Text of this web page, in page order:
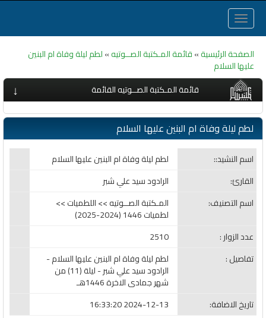
Toggle
navigation
الصفحة الرئيسية»قائمة المـكتبة الصــوتيه»لطم ليلة وفاة ام البنين
عليها السلام
↓ قائمة المـكتبة الصــوتيه القائمة
لطم ليلة وفاة ام البنين عليها السلام
اسم النشيد::
لطم ليلة وفاة ام البنين عليها السلام
القارئ:
الرادود سيد علي شبر
اسم التصنيف:
المـكتبة الصــوتيه >> اللطميات >>
لطميات 1446 (2024-2025)
عدد الزوار :
2510
تفاصيل :
لطم ليلة وفاة ام البنين عليها السلام -
الرادود سيد علي شبر - ليلة (11) من
شهر جمادى الاخرة 1446هـ
تاريخ الاضافة:
2024-12-13 16:33:20